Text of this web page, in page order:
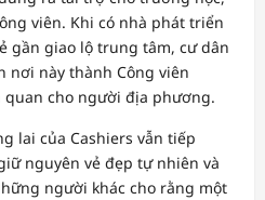
viên. Khi có nhà phát triển
gần giao lộ trung tâm, cư dân
nơi này thành Công viên
quan cho người địa phương.
lai của Cashiers vẫn tiếp
nguyên vẻ đẹp tự nhiên và
người khác cho rằng một